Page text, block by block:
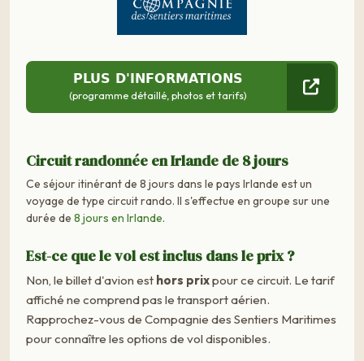
PLUS D'INFORMATIONS
(programme détaillé, photos et tarifs)
Circuit randonnée en Irlande de 8 jours
Ce séjour itinérant de 8 jours dans le pays Irlande est un
voyage de type circuit rando. Il s'effectue en groupe sur une
durée de 8 jours en Irlande.
Est-ce que le vol est inclus dans le prix ?
Non, le billet d'avion est hors prixpour ce circuit. Le tarif
affiché ne comprend pas le transport aérien.
Rapprochez-vous de Compagnie des Sentiers Maritimes
pour connaître les options de vol disponibles.